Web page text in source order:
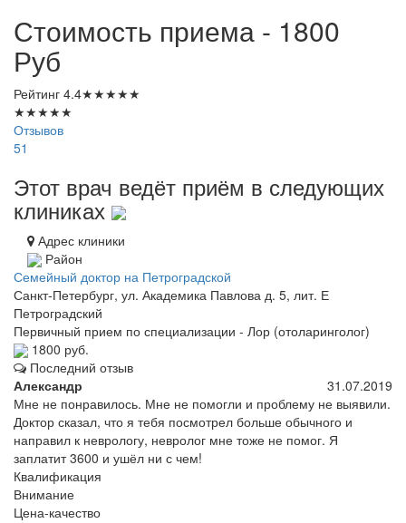
Стоимость приема - 1800
Руб
Рейтинг 4.4★★★★★
★★★★★
Отзывов
51
Этот врач ведёт приём в следующих
клиниках
Адрес клиники
Район
Семейный доктор на Петроградской
Санкт-Петербург, ул. Академика Павлова д. 5, лит. Е
Петроградский
Первичный прием по специализации - Лор (отоларинголог)
1800 руб.
Последний отзыв
Александр
31.07.2019
Мне не понравилось. Мне не помогли и проблему не выявили.
Доктор сказал, что я тебя посмотрел больше обычного и
направил к неврологу, невролог мне тоже не помог. Я
заплатит 3600 и ушёл ни с чем!
Квалификация
Внимание
Цена-качество